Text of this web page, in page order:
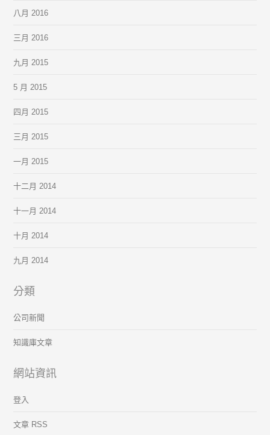
八月 2016
三月 2016
九月 2015
5 月 2015
四月 2015
三月 2015
一月 2015
十二月 2014
十一月 2014
十月 2014
九月 2014
分類
公司新聞
知識庫文章
網站資訊
登入
文章 RSS